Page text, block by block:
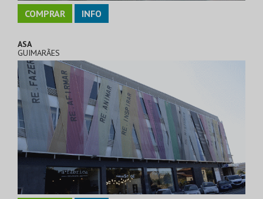
COMPRAR INFO
ASA
GUIMARÃES